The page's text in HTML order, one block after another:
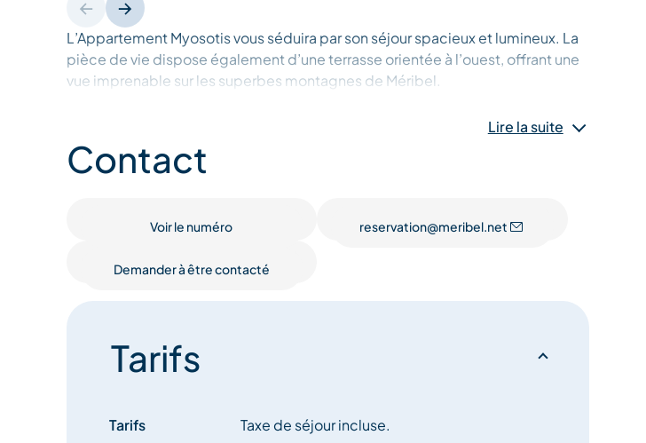
L’Appartement Myosotis vous séduira par son séjour spacieux et lumineux. La
pièce de vie dispose également d’une terrasse orientée à l’ouest, offrant une
vue imprenable sur les superbes montagnes de Méribel.
Sa cuisine entièrement équipée est parfaite pour partager d’agréables
moments en famille ou entre amis autour de délicieux repas après une journée
sur les pistes.
Avec ses 5 chambres réparties sur deux niveaux, l’appartement Myosotis peut
et 5ème étages. Au premier niveau, vous trouverez une chambre double, une
l’étage, une chambre double et une chambre avec trois lits simples et un lit
tiroir complètent l’aménagement.
L’Appartement Myosotis est l’endroit parfait pour des vacances en famille
Lire la suite
Contact
Voir le numéro reservation@meribel.net
Demander à être contacté
Tarifs
Tarifs Taxe de séjour incluse.